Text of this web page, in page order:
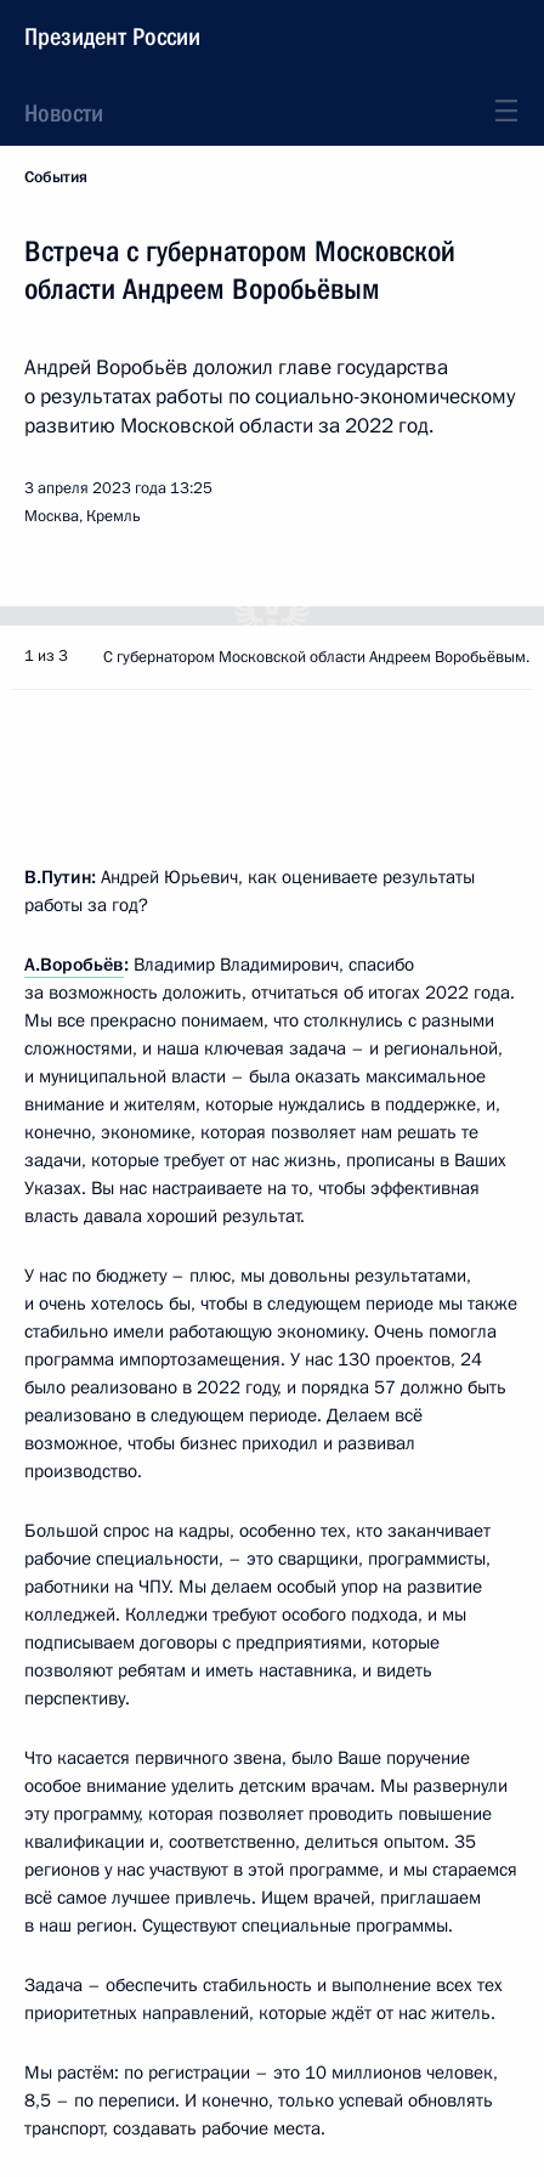
Президент России
Новости
События
Встреча с губернатором Московской
области Андреем Воробьёвым
Андрей Воробьёв доложил главе государства
о результатах работы по социально-экономическому
развитию Московской области за 2022 год.
3 апреля 2023 года 13:25
Москва, Кремль
1 из 3 С губернатором Московской области Андреем Воробьёвым.
В.Путин: Андрей Юрьевич, как оцениваете результаты
работы за год?
А.Воробьёв: Владимир Владимирович, спасибо
за возможность доложить, отчитаться об итогах 2022 года.
Мы все прекрасно понимаем, что столкнулись с разными
сложностями, и наша ключевая задача – и региональной,
и муниципальной власти – была оказать максимальное
внимание и жителям, которые нуждались в поддержке, и,
конечно, экономике, которая позволяет нам решать те
задачи, которые требует от нас жизнь, прописаны в Ваших
Указах. Вы нас настраиваете на то, чтобы эффективная
власть давала хороший результат.
У нас по бюджету – плюс, мы довольны результатами,
и очень хотелось бы, чтобы в следующем периоде мы также
стабильно имели работающую экономику. Очень помогла
программа импортозамещения. У нас 130 проектов, 24
было реализовано в 2022 году, и порядка 57 должно быть
реализовано в следующем периоде. Делаем всё
возможное, чтобы бизнес приходил и развивал
производство.
Большой спрос на кадры, особенно тех, кто заканчивает
рабочие специальности, – это сварщики, программисты,
работники на ЧПУ. Мы делаем особый упор на развитие
колледжей. Колледжи требуют особого подхода, и мы
подписываем договоры с предприятиями, которые
позволяют ребятам и иметь наставника, и видеть
перспективу.
Что касается первичного звена, было Ваше поручение
особое внимание уделить детским врачам. Мы развернули
эту программу, которая позволяет проводить повышение
квалификации и, соответственно, делиться опытом. 35
регионов у нас участвуют в этой программе, и мы стараемся
всё самое лучшее привлечь. Ищем врачей, приглашаем
в наш регион. Существуют специальные программы.
Задача – обеспечить стабильность и выполнение всех тех
приоритетных направлений, которые ждёт от нас житель.
Мы растём: по регистрации – это 10 миллионов человек,
8,5 – по переписи. И конечно, только успевай обновлять
транспорт, создавать рабочие места.